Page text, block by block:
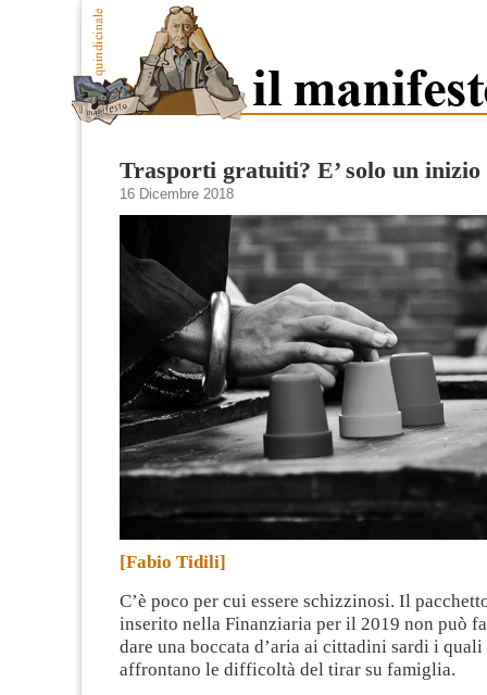
Trasporti gratuiti? E’ solo un inizio
16 Dicembre 2018
[Fabio Tidili]
C’è poco per cui essere schizzinosi. Il
inserito nella Finanziaria per il 2019 non può
dare una boccata d’aria ai cittadini sardi i
affrontano le difficoltà del tirar su famiglia.